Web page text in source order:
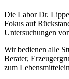
Die Labor Dr.
Fokus auf
Untersuchungen
Wir bedienen alle
Berater,
zum